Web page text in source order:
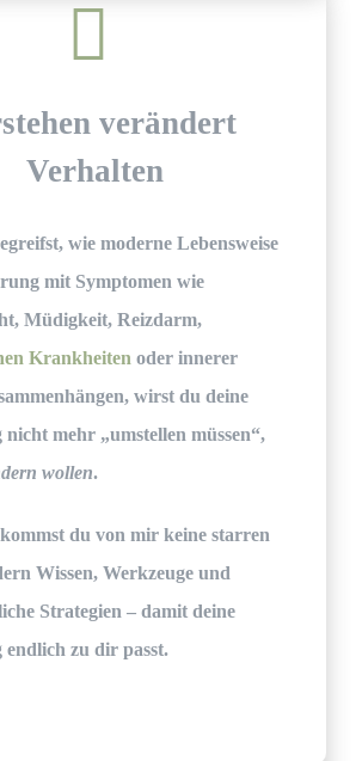
verändert
Verhalten
wie moderne Lebensweise
mit Symptomen wie
Müdigkeit, Reizdarm,
Krankheiten oder innerer
wirst du deine
mehr „umstellen müssen“,
wollen.
du von mir keine starren
Wissen, Werkzeuge und
Strategien – damit deine
zu dir passt.